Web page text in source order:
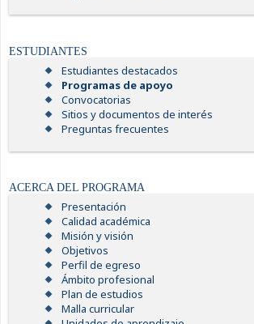
ESTUDIANTES
Estudiantes destacados
Programas de apoyo
Convocatorias
Sitios y documentos de interés
Preguntas frecuentes
ACERCA DEL PROGRAMA
Presentación
Calidad académica
Misión y visión
Objetivos
Perfil de egreso
Ámbito profesional
Plan de estudios
Malla curricular